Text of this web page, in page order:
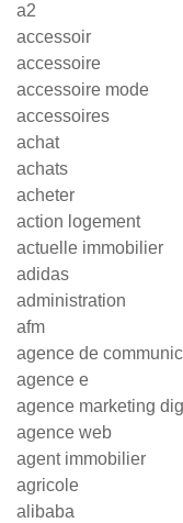
a2
accessoir
accessoire
accessoire mode
accessoires
achat
achats
acheter
action logement
actuelle immobilier
adidas
administration
afm
agence de
agence e
agence marketing
agence web
agent immobilier
agricole
alibaba